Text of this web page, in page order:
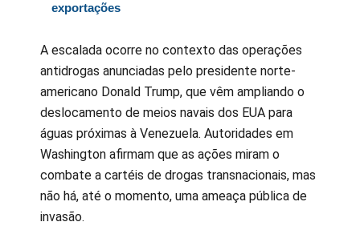
exportações
A escalada ocorre no contexto das operações
antidrogas anunciadas pelo presidente norte-
americano Donald Trump, que vêm ampliando o
deslocamento de meios navais dos EUA para
águas próximas à Venezuela. Autoridades em
Washington afirmam que as ações miram o
combate a cartéis de drogas transnacionais, mas
não há, até o momento, uma ameaça pública de
invasão.